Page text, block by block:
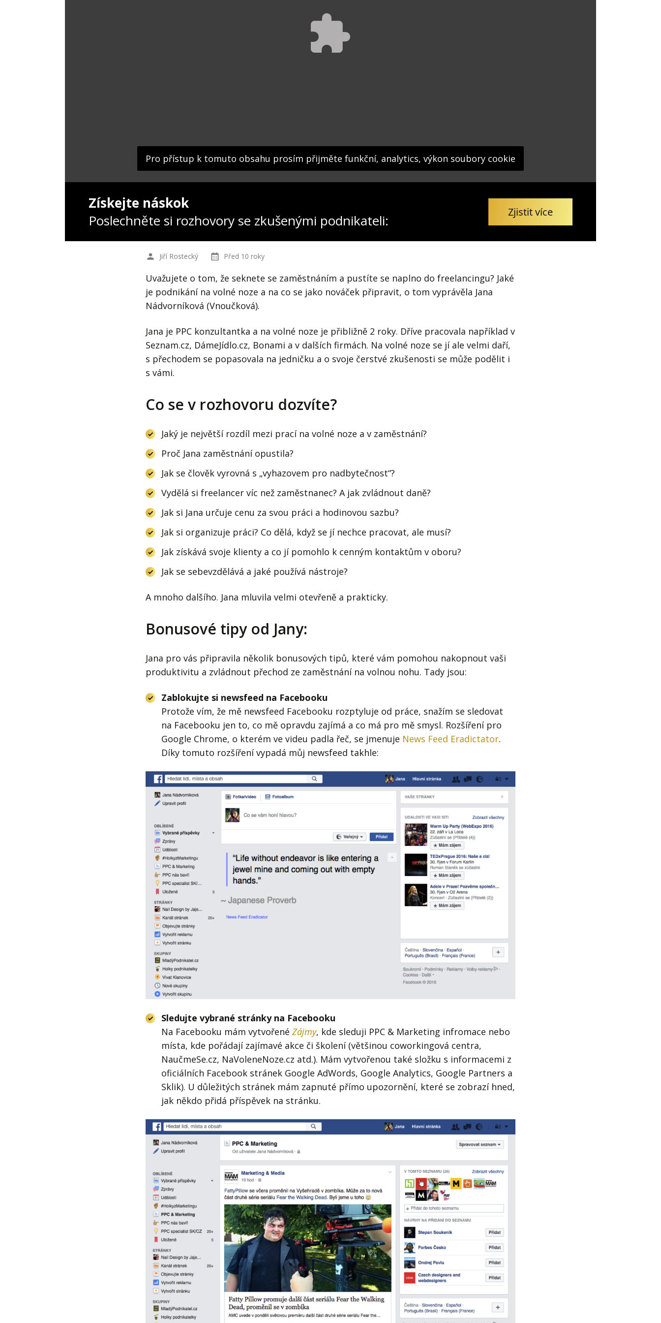
Pro přístup k tomuto obsahu prosím přijměte funkční, analytics, výkon soubory cookie
Získejte náskok
Poslechněte si rozhovory se zkušenými podnikateli:
Zjistit více
Jiří Rostecký Před 10 roky
Uvažujete o tom, že seknete se zaměstnáním a pustíte se naplno do freelancingu? Jaké
je podnikání na volné noze a na co se jako nováček připravit, o tom vyprávěla Jana
Nádvorníková (Vnoučková).
Jana je PPC konzultantka a na volné noze je přibližně 2 roky. Dříve pracovala například v
Seznam.cz, DámeJídlo.cz, Bonami a v dalších firmách. Na volné noze se jí ale velmi daří,
s přechodem se popasovala na jedničku a o svoje čerstvé zkušenosti se může podělit i
s vámi.
Co se v rozhovoru dozvíte?
Jaký je největší rozdíl mezi prací na volné noze a v zaměstnání?
Proč Jana zaměstnání opustila?
Jak se člověk vyrovná s „vyhazovem pro nadbytečnost“?
Vydělá si freelancer víc než zaměstnanec? A jak zvládnout daně?
Jak si Jana určuje cenu za svou práci a hodinovou sazbu?
Jak si organizuje práci? Co dělá, když se jí nechce pracovat, ale musí?
Jak získává svoje klienty a co jí pomohlo k cenným kontaktům v oboru?
Jak se sebevzdělává a jaké používá nástroje?
A mnoho dalšího. Jana mluvila velmi otevřeně a prakticky.
Bonusové tipy od Jany:
Jana pro vás připravila několik bonusových tipů, které vám pomohou nakopnout vaši
produktivitu a zvládnout přechod ze zaměstnání na volnou nohu. Tady jsou:
Zablokujte si newsfeed na Facebooku
Protože vím, že mě newsfeed Facebooku rozptyluje od práce, snažím se sledovat
na Facebooku jen to, co mě opravdu zajímá a co má pro mě smysl. Rozšíření pro
Google Chrome, o kterém ve videu padla řeč, se jmenuje News Feed Eradictator.
Díky tomuto rozšíření vypadá můj newsfeed takhle:
Sledujte vybrané stránky na Facebooku
Na Facebooku mám vytvořené Zájmy, kde sleduji PPC & Marketing infromace nebo
místa, kde pořádají zajímavé akce či školení (většinou coworkingová centra,
NaučmeSe.cz, NaVoleneNoze.cz atd.). Mám vytvořenou také složku s informacemi z
oficiálních Facebook stránek Google AdWords, Google Analytics, Google Partners a
Sklik). U důležitých stránek mám zapnuté přímo upozornění, které se zobrazí hned,
jak někdo přidá příspěvek na stránku.